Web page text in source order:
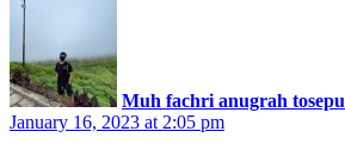
Muh fachri anugrah tosepu
January 16, 2023 at 2:05 pm